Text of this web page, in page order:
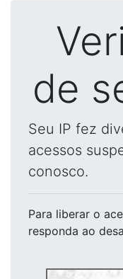
de
Seu IP fez
acessos
conosco.
Para liberar o
responda ao